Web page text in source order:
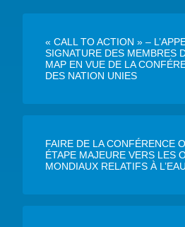
« CALL TO ACTION » –
SIGNATURE DES MEMBRES
MAP EN VUE DE LA
DES NATION UNIES
FAIRE DE LA CONFÉRENCE
ÉTAPE MAJEURE VERS LES
MONDIAUX RELATIFS À L’EAU